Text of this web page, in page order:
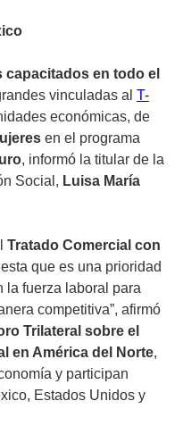
en todo el
vinculadas al T-
económicas, de
en el programa
, informó la titular de la
Social, Luisa María
Tratado Comercial con
que es una prioridad
la fuerza laboral para
competitiva”, afirmó
Trilateral sobre el
en América del Norte,
y participan
Estados Unidos y